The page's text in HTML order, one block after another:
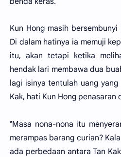
Kun Hong masih
Di dalam hatinya ia memuji
itu, akan tetapi ketika
hendak lari membawa dua
lagi isinya tentulah uang yang
Kak, hati Kun Hong penasaran
‟Masa nona-nona itu
merampas barang curian?
ada perbedaan antara Tan